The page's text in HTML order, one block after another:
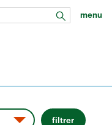
rechercher
menu
filtrer